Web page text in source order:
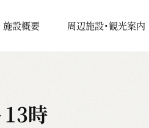
施設概要 周辺施設・観光案内
時